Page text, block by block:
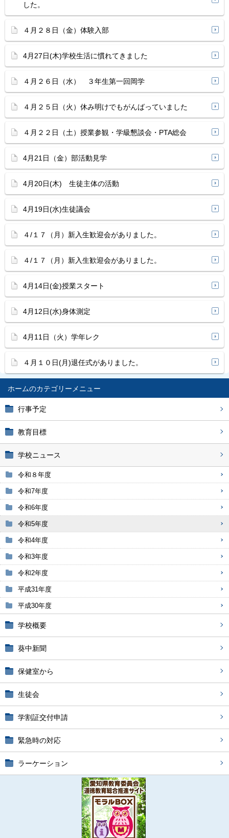
ホーム
行事予定
教育目標
学校ニュース
令和８年度
令和7年度
令和6年度
令和5年度
令和4年度
令和3年度
令和2年度
平成31年度
平成30年度
学校概要
葵中新聞
保健室から
生徒会
学割証交付申請
緊急時の対応
ラーケーション
した。
４月２８日（金）体験入部
4月27日(木)学校生活に慣れてきました
４月２６日（水） ３年生第一回岡学
４月２５日（火）休み明けでもがんばっていました
４月２２日（土）授業参観・学級懇談会・PTA総会
4月21日（金）部活動見学
4月20日(木) 生徒主体の活動
4月19日(水)生徒議会
４/１７（月）新入生歓迎会がありました。
４/１７（月）新入生歓迎会がありました。
4月14日(金)授業スタート
4月12日(水)身体測定
4月11日（火）学年レク
４月１０日(月)退任式がありました。